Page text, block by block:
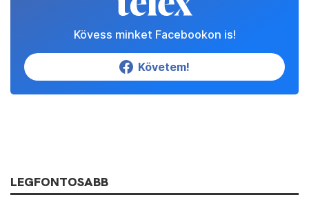
Kövess minket Facebookon is!
Követem!
LEGFONTOSABB